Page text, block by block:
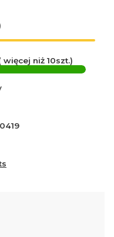
więcej niż 10szt.)